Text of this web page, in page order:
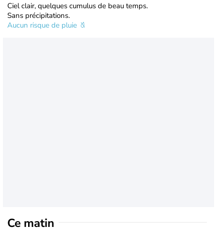
Ciel clair, quelques cumulus de beau temps.
Sans précipitations.
Aucun risque de pluie
Ce matin